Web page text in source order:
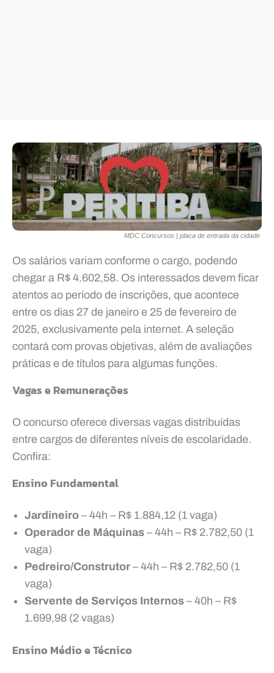
MDC Concursos | placa de entrada da cidade
Os salários variam conforme o cargo, podendo
chegar a R$ 4.602,58. Os interessados devem ficar
atentos ao período de inscrições, que acontece
entre os dias 27 de janeiro e 25 de fevereiro de
2025, exclusivamente pela internet. A seleção
contará com provas objetivas, além de avaliações
práticas e de títulos para algumas funções.
Vagas e Remunerações
O concurso oferece diversas vagas distribuídas
entre cargos de diferentes níveis de escolaridade.
Confira:
Ensino Fundamental
Jardineiro – 44h – R$ 1.884,12 (1 vaga)
Operador de Máquinas – 44h – R$ 2.782,50 (1
vaga)
Pedreiro/Construtor – 44h – R$ 2.782,50 (1
vaga)
Servente de Serviços Internos – 40h – R$
1.699,98 (2 vagas)
Ensino Médio e Técnico